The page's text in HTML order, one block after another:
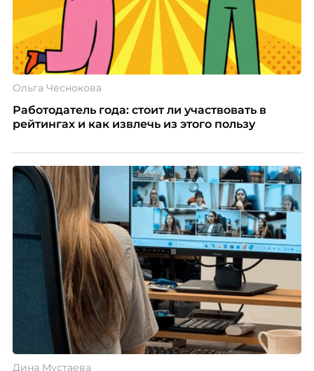
Ольга Чеснокова
Работодатель года: стоит ли участвовать в
рейтингах и как извлечь из этого пользу
Дина Мустаева